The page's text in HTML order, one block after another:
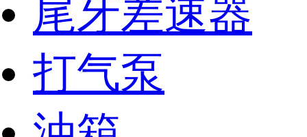
尾牙差速器
打气泵